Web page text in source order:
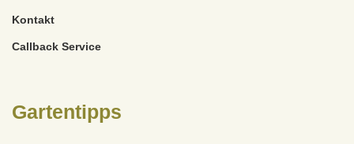
Kontakt
Callback Service
Gartentipps